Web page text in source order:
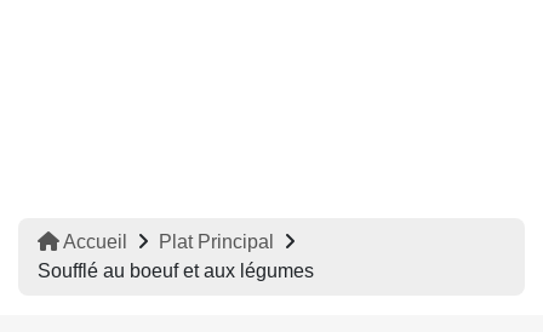
Accueil
Plat Principal
Soufflé au boeuf et aux légumes